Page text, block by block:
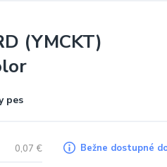
(YMCKT)
pes
0,07 € Bežne dostupné